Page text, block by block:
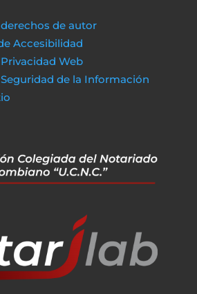
de autor
Accesibilidad
Web
de la Información